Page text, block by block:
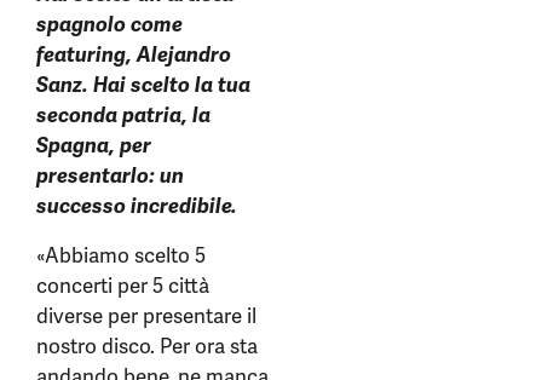
spagnolo come
featuring, Alejandro
Sanz. Hai scelto la tua
seconda patria, la
Spagna, per
presentarlo: un
successo incredibile.
«Abbiamo scelto 5
concerti per 5 città
diverse per presentare il
nostro disco. Per ora sta